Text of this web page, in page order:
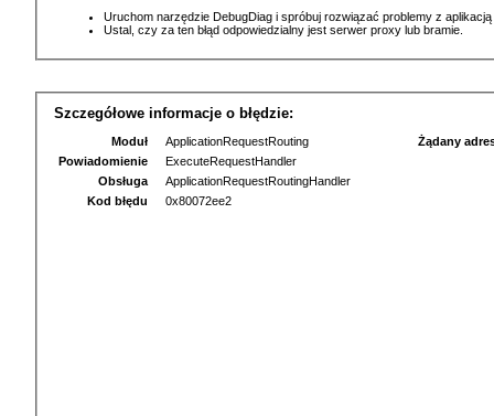
Uruchom narzędzie DebugDiag i spróbuj rozwiązać problemy z
Ustal, czy za ten błąd odpowiedzialny jest serwer proxy lub bramie.
Szczegółowe informacje o błędzie:
Moduł
ApplicationRequestRouting
Powiadomienie
ExecuteRequestHandler
Obsługa
ApplicationRequestRoutingHandler
Kod błędu
0x80072ee2
Żądany